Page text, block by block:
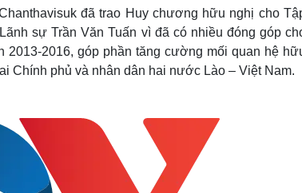
Thời trang
Sao Việt
Săn
check-
đã trao Huy chương hữu nghị cho
sự Trần Văn Tuấn vì đã có nhiều đóng góp
2016, góp phần tăng cường mối quan hệ
Chính phủ và nhân dân hai nước Lào – Việt Nam.